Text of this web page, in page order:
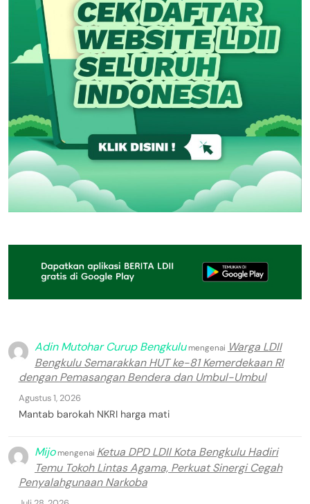
Adin Mutohar Curup Bengkulumengenai Warga LDII
Bengkulu Semarakkan HUT ke-81 Kemerdekaan RI
dengan Pemasangan Bendera dan Umbul-Umbul
Agustus 1, 2026
Mantab barokah NKRI harga mati
Mijomengenai Ketua DPD LDII Kota Bengkulu Hadiri
Temu Tokoh Lintas Agama, Perkuat Sinergi Cegah
Penyalahgunaan Narkoba